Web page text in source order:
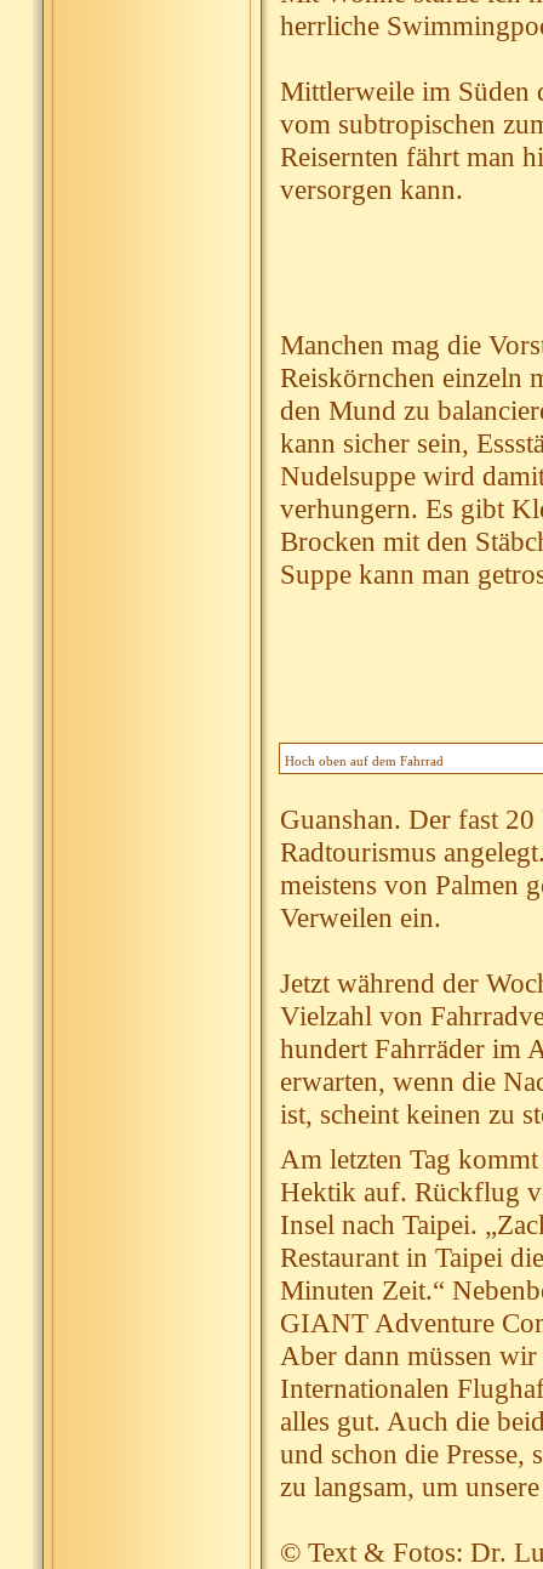
herrliche
Mittlerweile im Süden
vom subtropischen
Reisernten fährt man
versorgen kann.
Manchen mag die
Reiskörnchen einzeln
den Mund zu
kann sicher sein,
Nudelsuppe wird
verhungern. Es gibt
Brocken mit den
Suppe kann man
Hoch oben auf dem Fahrrad
Guanshan. Der fast
Radtourismus
meistens von Palmen
Verweilen ein.
Jetzt während der
Vielzahl von
hundert Fahrräder im
erwarten, wenn die
ist, scheint keinen zu
Am letzten Tag
Hektik auf. Rückflug
Insel nach Taipei.
Restaurant in Taipei
Minuten Zeit.“
GIANT Adventure
Aber dann müssen
Internationalen
alles gut. Auch die
und schon die Presse,
zu langsam, um
© Text & Fotos: Dr.